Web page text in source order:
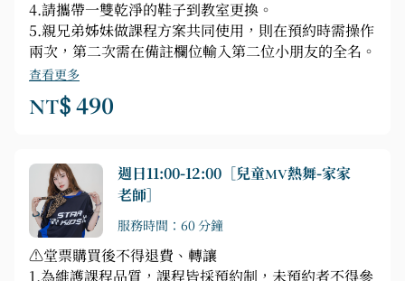
4.請攜帶一雙乾淨的鞋子到教室更換。
5.親兄弟姊妹做課程方案共同使用，則在預約時需操作
兩次，第二次需在備註欄位輸入第二位小朋友的全名。
查看更多
NT$ 490
週日11:00-12:00［兒童MV熱舞-家家
老師］
服務時間：60 分鐘
⚠️堂票購買後不得退費、轉讓
1.為維護課程品質，課程皆採預約制，未預約者不得參